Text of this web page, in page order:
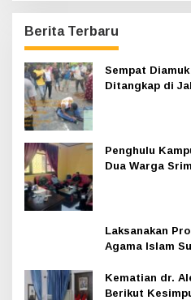
Berita Terbaru
Sempat
Ditangkap di
Penghulu
Dua Warga
Laksanakan
Agama Islam
Kematian dr.
Berikut